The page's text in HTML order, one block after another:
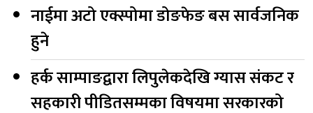
नाईमा अटो एक्स्पोमा डोङफेङ बस सार्वजनिक
हुने
हर्क साम्पाङद्वारा लिपुलेकदेखि ग्यास संकट र
सहकारी पीडितसम्मका विषयमा सरकारको